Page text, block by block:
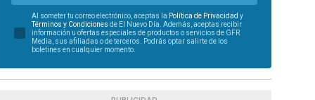
Al someter tu correo electrónico, aceptas la Política de Privacidad y
Términos y Condiciones de El Nuevo Día. Además, aceptas recibir
información u ofertas especiales de productos o servicios de GFR
Media, sus afiliadas o de terceros. Podrás optar salirte de los
boletines en cualquier momento.